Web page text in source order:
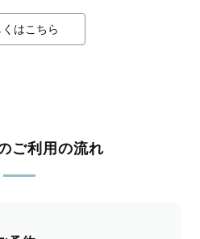
はこちら
ご利用の流れ